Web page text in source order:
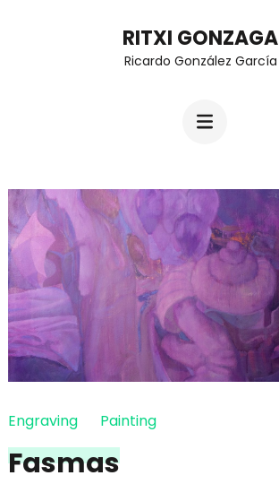
RITXI GONZAGA
Ricardo González García
Engraving Painting
Fasmas